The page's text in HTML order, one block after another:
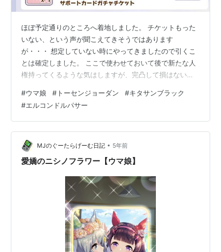
ほぼ予定通りのところへ着地しました。 チケットもった
いない、という声が聞こえてきそうではあります
が・・・ 想定していない時にやってきましたので引くこ
とは確定しました。 ここで使わせておいて後で新たな人
権持ってくるような気はしますが、完凸して損はない代
てくれば素材覚醒+引き換えで終わります。 ちなみにエ
ルコンドルパサーも先行では基本外れないので外れでは
ないかと。 なんでも実装された理由が「ジャパンカップ
勝っているから」だそうですが、「ならウォッカ実装し
てくれよー」とか思ったのは自分だけ・・・か。 天井賞
は終わってますが、天皇賞馬（2000mの…
#ウマ娘 # トーセンジョーダン #キタサンブラック
#エルコンドルパサー
MJのぐーたらげーむ日記 • 5年前
愛嬌のニシノフラワー【ウマ娘】